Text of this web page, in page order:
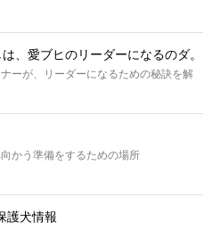
は、愛ブヒのリーダーになるのダ。
ーが、リーダーになるための秘訣を解
かう準備をするための場所
護犬情報